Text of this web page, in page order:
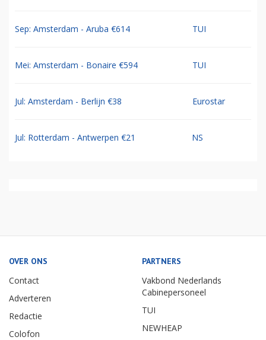
Sep: Amsterdam - Aruba €614 TUI
Mei: Amsterdam - Bonaire €594 TUI
Jul: Amsterdam - Berlijn €38 Eurostar
Jul: Rotterdam - Antwerpen €21 NS
OVER ONS
Contact
Adverteren
Redactie
Colofon
PARTNERS
Vakbond Nederlands
Cabinepersoneel
TUI
NEWHEAP